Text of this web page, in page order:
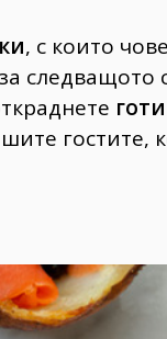
, с които
следващото
гостите,